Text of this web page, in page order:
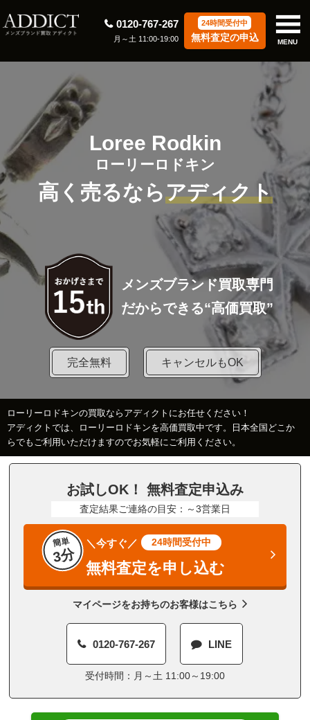
0120-767-267
月～土 11:00-19:00
24時間受付中
無料査定の申込 MENU
Loree Rodkin
ローリーロドキン
高く売るならアディクト
メンズブランド買取専門
だからできる“高価買取”
完全無料 キャンセルもOK
ローリーロドキンの買取ならアディクトにお任せください！
アディクトでは、ローリーロドキンを高価買取中です。日本全国どこか
らでもご利用いただけますのでお気軽にご利用ください。
お試しOK！ 無料査定申込み
査定結果ご連絡の目安：～3営業日
簡単
3分
＼今すぐ／ 24時間受付中
無料査定を申し込む
マイページをお持ちのお客様はこちら
0120-767-267 LINE
受付時間：月～土 11:00～19:00